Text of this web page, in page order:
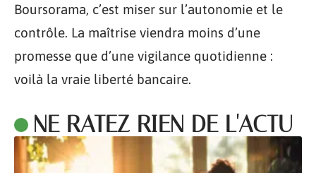
Boursorama, c’est miser sur l’autonomie et le
contrôle. La maîtrise viendra moins d’une
promesse que d’une vigilance quotidienne :
voilà la vraie liberté bancaire.
NE RATEZ RIEN DE L'ACTU